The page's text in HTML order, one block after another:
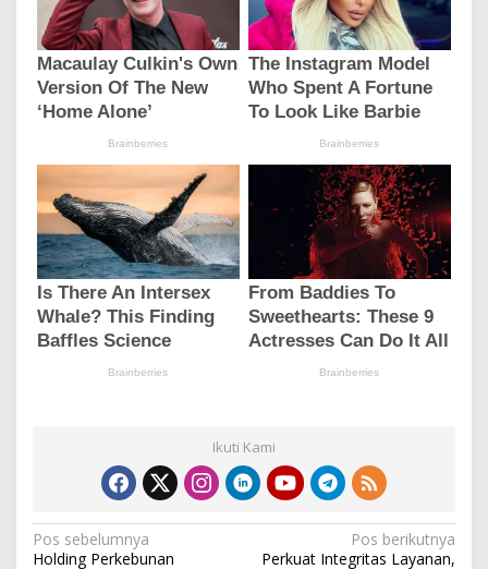
Ikuti Kami
N
Pos sebelumnya
Holding Perkebunan
Pos berikutnya
Perkuat Integritas Layanan,